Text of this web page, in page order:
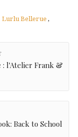
Lurlu Bellerue ,
: l'Atelier Frank &
Back to School